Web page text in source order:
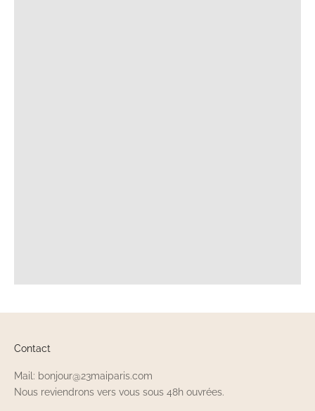
Contact
Mail: bonjour@23maiparis.com
Nous reviendrons vers vous sous 48h ouvrées.